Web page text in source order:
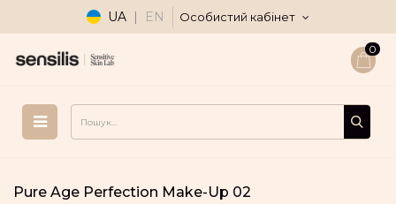
UA EN Особистий кабінет
0
Pure Age Perfection Make-Up 02